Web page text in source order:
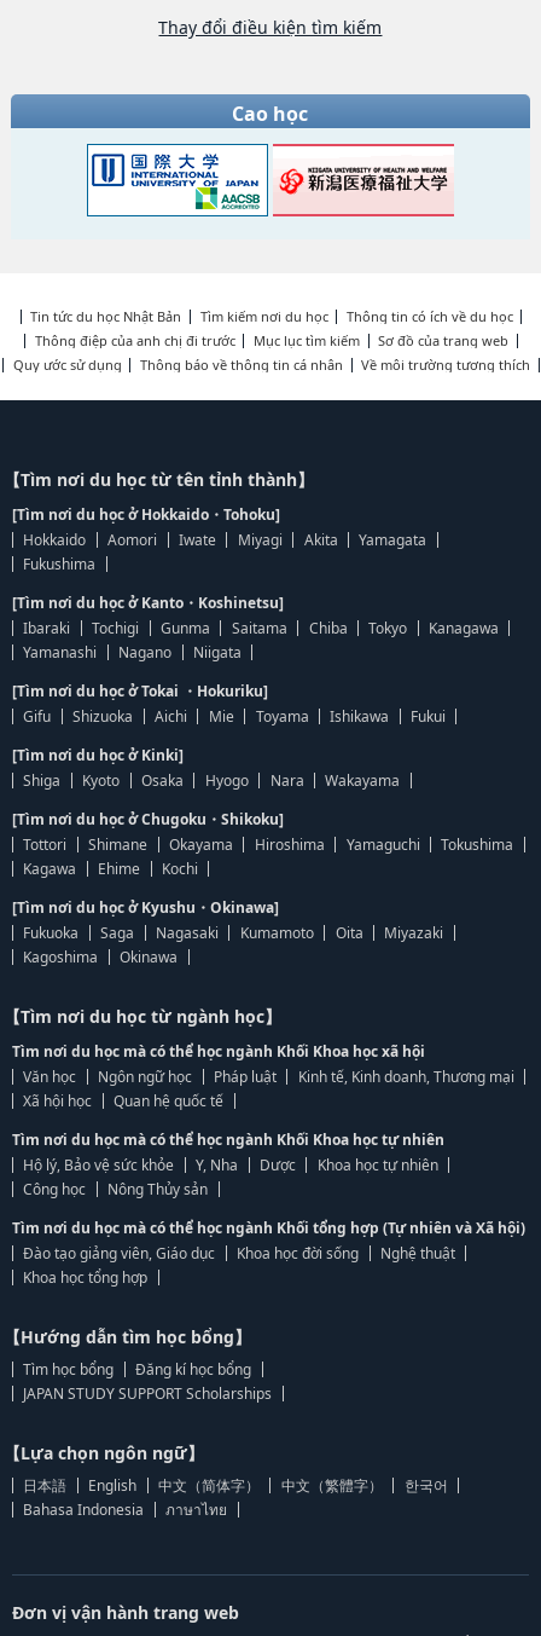
Thay đổi điều kiện tìm kiếm
Cao học
Tin tức du học Nhật Bản Tìm kiếm nơi du học
Thông tin có ích về du học
Thông điệp của anh chị đi trước
Mục lục tìm kiếm
Sơ đồ của trang web
Quy ước sử dụng
Thông báo về thông tin cá nhân Về môi trường tương thích
【Tìm nơi du học từ tên tỉnh thành】
[Tìm nơi du học ở Hokkaido・Tohoku]
Hokkaido
Aomori Iwate Miyagi Akita
Yamagata
Fukushima
[Tìm nơi du học ở Kanto・Koshinetsu]
Ibaraki
Tochigi Gunma Saitama Chiba Tokyo
Kanagawa
Yamanashi
Nagano
Niigata
[Tìm nơi du học ở Tokai ・Hokuriku]
Gifu
Shizuoka Aichi Mie Toyama Ishikawa
Fukui
[Tìm nơi du học ở Kinki]
Shiga
Kyoto Osaka Hyogo Nara
Wakayama
[Tìm nơi du học ở Chugoku・Shikoku]
Tottori
Shimane Okayama Hiroshima Yamaguchi
Tokushima
Kagawa
Ehime
Kochi
[Tìm nơi du học ở Kyushu・Okinawa]
Fukuoka
Saga Nagasaki Kumamoto Oita
Miyazaki
Kagoshima
Okinawa
【Tìm nơi du học từ ngành học】
Tìm nơi du học mà có thể học ngành Khối Khoa học xã hội
Văn học
Ngôn ngữ học Pháp luật
Kinh tế, Kinh doanh, Thương mại
Xã hội học
Quan hệ quốc tế
Tìm nơi du học mà có thể học ngành Khối Khoa học tự nhiên
Hộ lý, Bảo vệ sức khỏe
Y, Nha Dược
Khoa học tự nhiên
Công học
Nông Thủy sản
Tìm nơi du học mà có thể học ngành Khối tổng hợp (Tự nhiên và Xã hội)
Đào tạo giảng viên, Giáo dục
Khoa học đời sống
Nghệ thuật
Khoa học tổng hợp
【Hướng dẫn tìm học bổng】
Tìm học bổng
Đăng kí học bổng
JAPAN STUDY SUPPORT Scholarships
【Lựa chọn ngôn ngữ】
日本語 English 中文（简体字） 中文（繁體字）
한국어
Bahasa Indonesia
ภาษาไทย
Đơn vị vận hành trang web